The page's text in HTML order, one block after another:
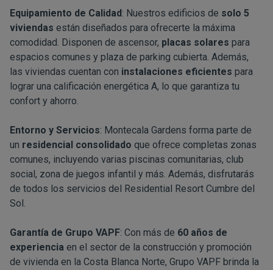
Equipamiento de Calidad: Nuestros edificios de solo 5
viviendas están diseñados para ofrecerte la máxima
comodidad. Disponen de ascensor, placas solares para
espacios comunes y plaza de parking cubierta. Además,
las viviendas cuentan con instalaciones eficientes para
lograr una calificación energética A, lo que garantiza tu
confort y ahorro.
Entorno y Servicios: Montecala Gardens forma parte de
un residencial consolidado que ofrece completas zonas
comunes, incluyendo varias piscinas comunitarias, club
social, zona de juegos infantil y más. Además, disfrutarás
de todos los servicios del Residential Resort Cumbre del
Sol.
Garantía de Grupo VAPF: Con más de 60 años de
experiencia en el sector de la construcción y promoción
de vivienda en la Costa Blanca Norte, Grupo VAPF brinda la